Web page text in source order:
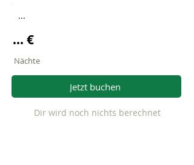
...
... €
Nächte
Jetzt buchen
Dir wird noch nichts berechnet